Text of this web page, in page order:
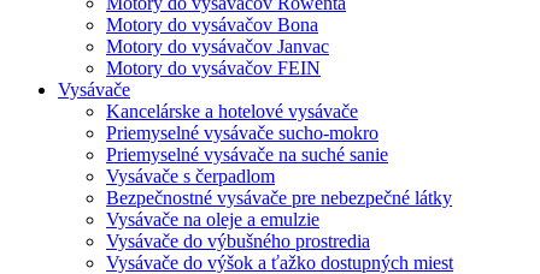
Motory do vysávačov Bona
Motory do vysávačov Janvac
Motory do vysávačov FEIN
Vysávače
Kancelárske a hotelové vysávače
Priemyselné vysávače sucho-mokro
Priemyselné vysávače na suché sanie
Vysávače s čerpadlom
Bezpečnostné vysávače pre nebezpečné látky
Vysávače na oleje a emulzie
Vysávače do výbušného prostredia
Vysávače do výšok a ťažko dostupných miest